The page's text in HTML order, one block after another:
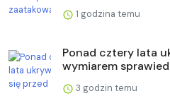
1 godzina temu
Ponad cztery lata
wymiarem
3 godzin temu